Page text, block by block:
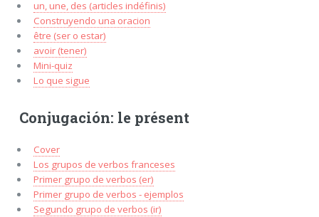
un, une, des (articles indéfinis)
Construyendo una oracion
être (ser o estar)
avoir (tener)
Mini-quiz
Lo que sigue
Conjugación: le présent
Cover
Los grupos de verbos franceses
Primer grupo de verbos (er)
Primer grupo de verbos - ejemplos
Segundo grupo de verbos (ir)